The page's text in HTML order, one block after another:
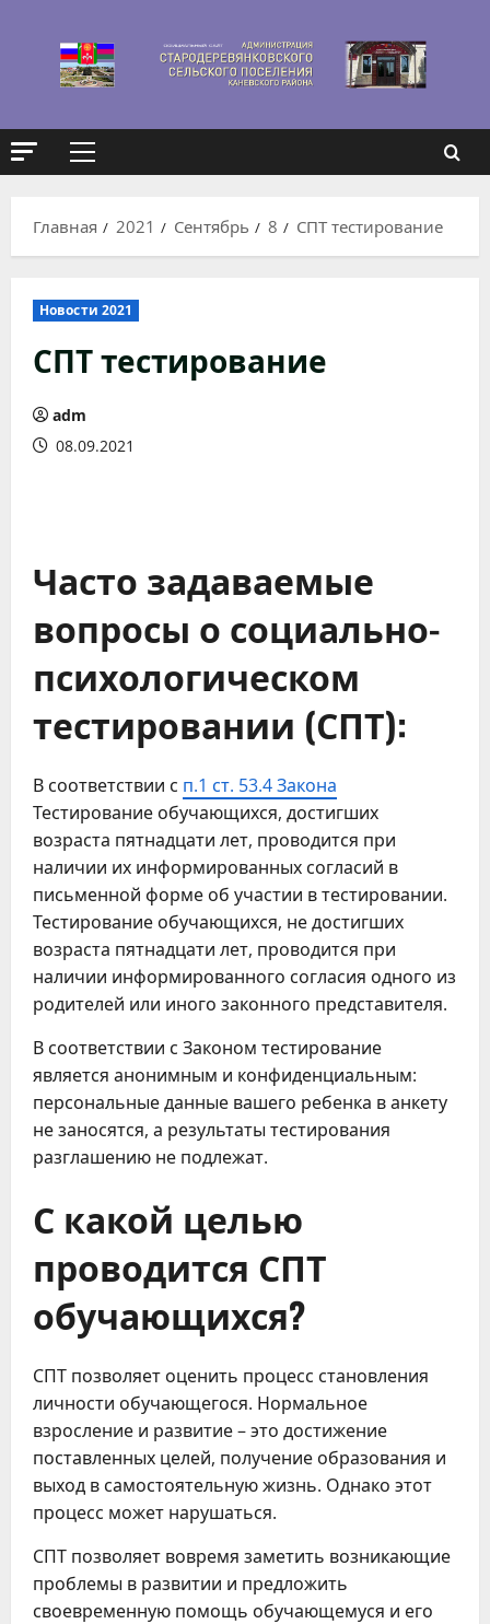
содержимому
Основное
Главная
2021 Сентябрь 8 СПТ тестирование
Новости 2021
СПТ тестирование
adm
08.09.2021
Часто задаваемые
вопросы о социально-
психологическом
тестировании (СПТ):
В соответствии с п.1 ст. 53.4 Закона
Тестирование обучающихся, достигших
возраста пятнадцати лет, проводится при
наличии их информированных согласий в
письменной форме об участии в тестировании.
Тестирование обучающихся, не достигших
возраста пятнадцати лет, проводится при
наличии информированного согласия одного из
родителей или иного законного представителя.
В соответствии с Законом тестирование
является анонимным и конфиденциальным:
персональные данные вашего ребенка в анкету
не заносятся, а результаты тестирования
разглашению не подлежат.
С какой целью
проводится СПТ
обучающихся?
СПТ позволяет оценить процесс становления
личности обучающегося. Нормальное
взросление и развитие – это достижение
поставленных целей, получение образования и
выход в самостоятельную жизнь. Однако этот
процесс может нарушаться.
СПТ позволяет вовремя заметить возникающие
проблемы в развитии и предложить
своевременную помощь обучающемуся и его